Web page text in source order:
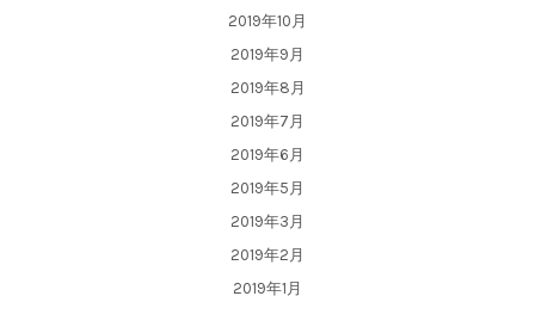
2019年10月
2019年9月
2019年8月
2019年7月
2019年6月
2019年5月
2019年3月
2019年2月
2019年1月